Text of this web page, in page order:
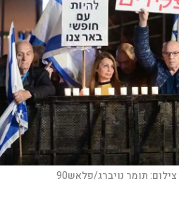
צילום:תומר נויברג/פלאש90